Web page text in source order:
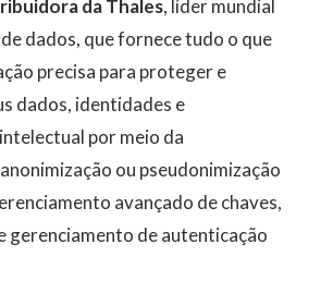
da Thales, líder mundial
dados, que fornece tudo o que
precisa para proteger e
dados, identidades e
por meio da
ou pseudonimização
avançado de chaves,
gerenciamento de autenticação